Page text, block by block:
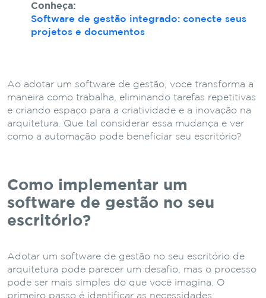
Conheça:
Software de gestão integrado: conecte seus
projetos e documentos
Ao adotar um software de gestão, você transforma a
maneira como trabalha, eliminando tarefas repetitivas
e criando espaço para a criatividade e a inovação na
arquitetura. Que tal considerar essa mudança e ver
como a automação pode beneficiar seu escritório?
Como implementar um
software de gestão no seu
escritório?
Adotar um software de gestão no seu escritório de
arquitetura pode parecer um desafio, mas o processo
pode ser mais simples do que você imagina. O
primeiro passo é identificar as necessidades